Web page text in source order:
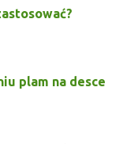
plam na desce